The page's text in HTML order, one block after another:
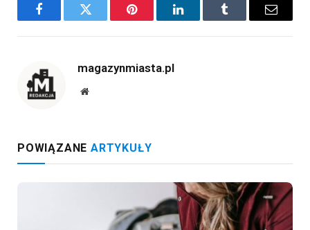
FacebookTwitter Pinterest LinkedInTumblr Email
magazynmiasta.pl
Website
POWIĄZANE ARTYKUŁY